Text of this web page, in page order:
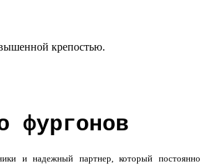
крепостью.
фургонов
и надежный партнер, который постоянно